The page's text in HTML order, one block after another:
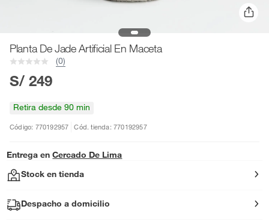
Planta De Jade Artificial En Maceta
(0)
S/ 249
Retira desde 90 min
Código: 770192957 Cód. tienda: 770192957
Entrega en Cercado De Lima
Stock en tienda
Despacho a domicilio